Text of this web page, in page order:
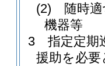
(2)
随時
機器等
3
指定定期
援助を必